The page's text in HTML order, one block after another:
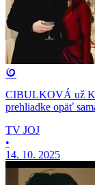
CIBULKOVÁ už
prehliadke opäť
TV JOJ
•
14. 10. 2025